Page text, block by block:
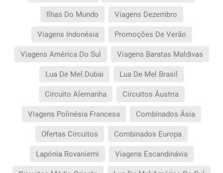
Ilhas Do Mundo Viagens Dezembro
Viagens Indonésia Promoções De Verão
Viagens América Do Sul Viagens Baratas Maldivas
Lua De Mel Dubai Lua De Mel Brasil
Circuito Alemanha Circuitos Áustria
Viagens Polinésia Francesa Combinados Ásia
Ofertas Circuitos Combinados Europa
Lapónia Rovaniemi Viagens Escandinávia